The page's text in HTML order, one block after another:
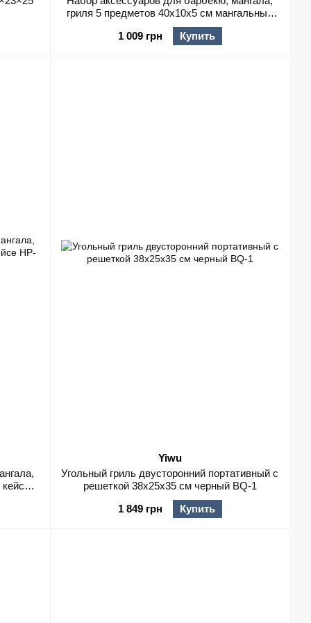
гриля 5 предметов 40х10х5 см мангальные
принадлежности
1 009 грн
Купить
Yiwu
Угольный гриль двусторонний портативный с
решеткой 38х25х35 см черный BQ-1
1 849 грн
Купить